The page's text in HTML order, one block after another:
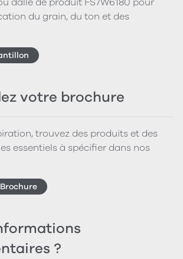
du grain, du ton et des
votre brochure
trouvez des produits et des
essentiels à spécifier dans nos
?